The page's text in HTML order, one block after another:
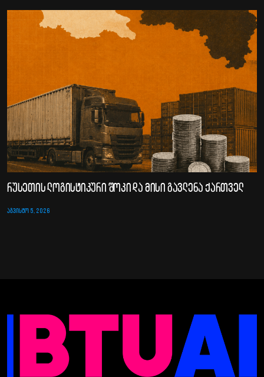
რუსეთის ლოგისტიკური შოკი და მისი გავლენა ქართველ
ᲐᲒᲕᲘᲡᲢᲝ 5, 2026